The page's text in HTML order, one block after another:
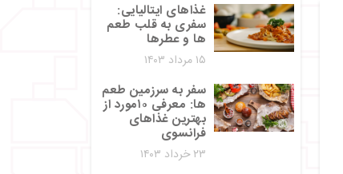
غذاهای ایتالیایی:
سفری به قلب طعم‌
ها و عطرها
۱۵ مرداد ۱۴۰۳
سفر به سرزمین طعم‌
ها: معرفی ۱۰مورد از
بهترین غذاهای
فرانسوی
۲۳ خرداد ۱۴۰۳